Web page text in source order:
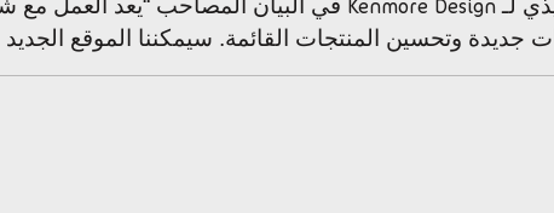
لـ Kenmore Design في البيان المصاحب “يعد العمل مع
جديدة وتحسين المنتجات القائمة. سيمكننا الموقع